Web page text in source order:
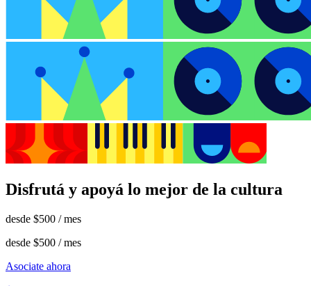
Disfrutá y apoyá lo mejor de la cultura
desde $500 / mes
desde $500 / mes
Asociate ahora